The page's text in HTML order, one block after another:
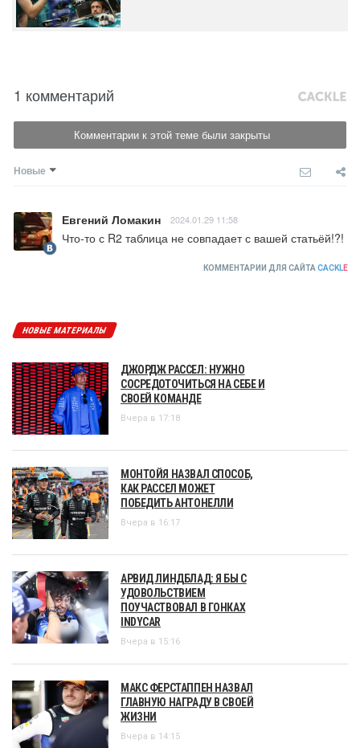
1 комментарий
Комментарии к этой теме были закрыты
Новые
Евгений Ломакин 2024.01.29 11:58
Что-то с R2 таблица не совпадает с вашей статьёй!?!
КОММЕНТАРИИ ДЛЯ САЙТАCACKLE
НОВЫЕ МАТЕРИАЛЫ
ДЖОРДЖ РАССЕЛ: НУЖНО
СОСРЕДОТОЧИТЬСЯ НА СЕБЕ И
СВОЕЙ КОМАНДЕ
Вчера в 17:18
МОНТОЙЯ НАЗВАЛ СПОСОБ,
КАК РАССЕЛ МОЖЕТ
ПОБЕДИТЬ АНТОНЕЛЛИ
Вчера в 16:17
АРВИД ЛИНДБЛАД: Я БЫ С
УДОВОЛЬСТВИЕМ
ПОУЧАСТВОВАЛ В ГОНКАХ
INDYCAR
Вчера в 15:16
МАКС ФЕРСТАППЕН НАЗВАЛ
ГЛАВНУЮ НАГРАДУ В СВОЕЙ
ЖИЗНИ
Вчера в 14:15